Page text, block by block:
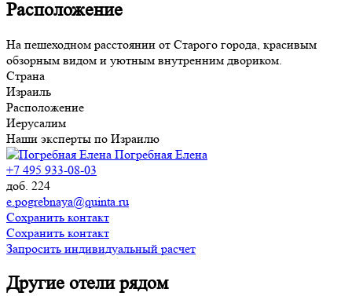
Расположение
На пешеходном расстоянии от Старого города, красивым
обзорным видом и уютным внутренним двориком.
Страна
Израиль
Расположение
Иерусалим
Наши эксперты по Израилю
Погребная Елена
+7 495 933-08-03
доб. 224
e.pogrebnaya@quinta.ru
Сохранить контакт
Сохранить контакт
Запросить индивидуальный расчет
Другие отели рядом